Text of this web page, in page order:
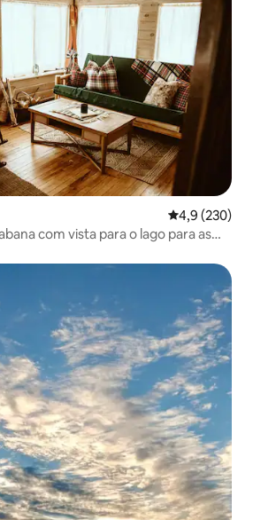
4,9 de uma
4,9 (230)
com vista para o lago para as